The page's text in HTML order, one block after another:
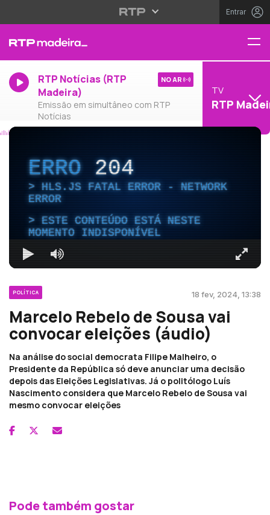
Entrar
RTP Notícias (RTP
Madeira)
Emissão em simultâneo com RTP
Notícias
NO AR
TV
RTP
ERRO204
HLS.JS FATAL ERROR - NETWORK
ERROR
ESTE CONTEÚDO ESTÁ NESTE
MOMENTO INDISPONÍVEL
POLÍTICA 18 fev, 2024, 13:38
Marcelo Rebelo de Sousa vai
convocar eleições (áudio)
Na análise do social democrata Filipe Malheiro, o
Presidente da República só deve anunciar uma decisão
depois das Eleições Legislativas. Já o politólogo Luís
Nascimento considera que Marcelo Rebelo de Sousa vai
mesmo convocar eleições
Pode também gostar